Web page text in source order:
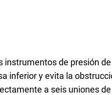
del producto
instrumentos de presión
inferior y evita la
a seis uniones de